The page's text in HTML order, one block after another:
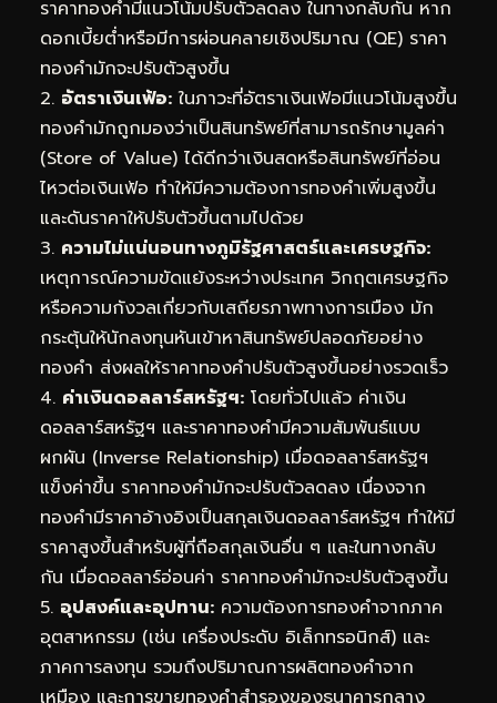
ราคาทองคำมีแนวโน้มปรับตัวลดลง ในทางกลับกัน หาก
ดอกเบี้ยต่ำหรือมีการผ่อนคลายเชิงปริมาณ (QE) ราคา
ทองคำมักจะปรับตัวสูงขึ้น
2. อัตราเงินเฟ้อ: ในภาวะที่อัตราเงินเฟ้อมีแนวโน้มสูงขึ้น
ทองคำมักถูกมองว่าเป็นสินทรัพย์ที่สามารถรักษามูลค่า
(Store of Value) ได้ดีกว่าเงินสดหรือสินทรัพย์ที่อ่อน
ไหวต่อเงินเฟ้อ ทำให้มีความต้องการทองคำเพิ่มสูงขึ้น
และดันราคาให้ปรับตัวขึ้นตามไปด้วย
3. ความไม่แน่นอนทางภูมิรัฐศาสตร์และเศรษฐกิจ:
เหตุการณ์ความขัดแย้งระหว่างประเทศ วิกฤตเศรษฐกิจ
หรือความกังวลเกี่ยวกับเสถียรภาพทางการเมือง มัก
กระตุ้นให้นักลงทุนหันเข้าหาสินทรัพย์ปลอดภัยอย่าง
ทองคำ ส่งผลให้ราคาทองคำปรับตัวสูงขึ้นอย่างรวดเร็ว
4. ค่าเงินดอลลาร์สหรัฐฯ: โดยทั่วไปแล้ว ค่าเงิน
ดอลลาร์สหรัฐฯ และราคาทองคำมีความสัมพันธ์แบบ
ผกผัน (Inverse Relationship) เมื่อดอลลาร์สหรัฐฯ
แข็งค่าขึ้น ราคาทองคำมักจะปรับตัวลดลง เนื่องจาก
ทองคำมีราคาอ้างอิงเป็นสกุลเงินดอลลาร์สหรัฐฯ ทำให้มี
ราคาสูงขึ้นสำหรับผู้ที่ถือสกุลเงินอื่น ๆ และในทางกลับ
กัน เมื่อดอลลาร์อ่อนค่า ราคาทองคำมักจะปรับตัวสูงขึ้น
5. อุปสงค์และอุปทาน: ความต้องการทองคำจากภาค
อุตสาหกรรม (เช่น เครื่องประดับ อิเล็กทรอนิกส์) และ
ภาคการลงทุน รวมถึงปริมาณการผลิตทองคำจาก
เหมือง และการขายทองคำสำรองของธนาคารกลาง